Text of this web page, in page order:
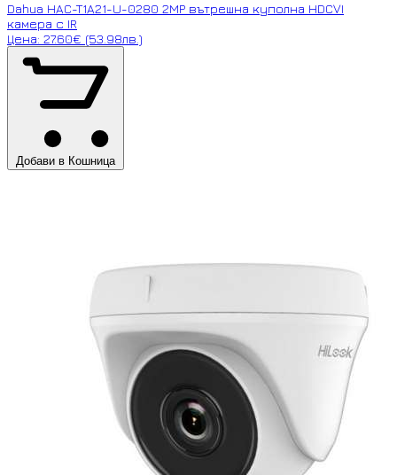
Dahua HAC-T1A21-U-0280 2MP вътрешна куполна HDCVI
камера с IR
Цена: 27.60€ (53.98лв.)
Добави в Кошница